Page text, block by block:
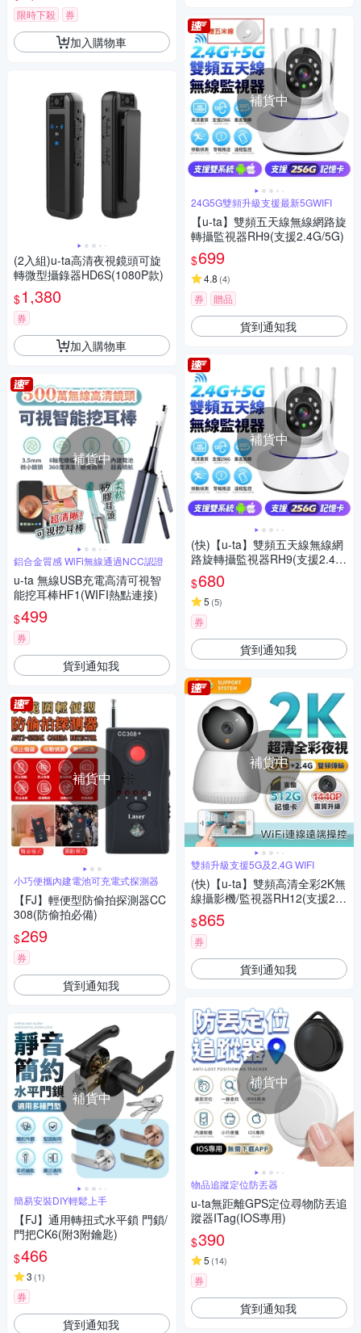
限時下殺 券
加入購物車
(2入組)u-ta高清夜視鏡頭可旋
轉微型攝錄器HD6S(1080P款)
$1,380
券
加入購物車
補貨中
鋁合金質感 WiFi無線通過NCC認證
u-ta 無線USB充電高清可視智
能挖耳棒HF1(WIFI熱點連接)
$499
券
貨到通知我
補貨中
小巧便攜內建電池可充電式探測器
【FJ】輕便型防偷拍探測器CC
308(防偷拍必備)
$269
券
貨到通知我
補貨中
簡易安裝DIY輕鬆上手
【FJ】通用轉扭式水平鎖 門鎖/
門把CK6(附3附鑰匙)
$466
3 (1)
券
貨到通知我
補貨中
24G5G雙頻升級支援最新5GWIFI
【u-ta】雙頻五天線無線網路旋
轉攝監視器RH9(支援2.4G/5G)
$699
4.8 (4)
券 贈品
貨到通知我
補貨中
(快)【u-ta】雙頻五天線無線網
路旋轉攝監視器RH9(支援2.4G/
5G)
$680
5 (5)
券
貨到通知我
補貨中
雙頻升級支援5G及2,4G WIFI
(快)【u-ta】雙頻高清全彩2K無
線攝影機/監視器RH12(支援2.4
G/5G)
$865
券
貨到通知我
補貨中
物品追蹤定位防丟器
u-ta無距離GPS定位尋物防丟追
蹤器ITag(IOS專用)
$390
5 (14)
券
貨到通知我